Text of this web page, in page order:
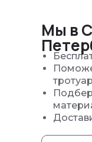
Мы в